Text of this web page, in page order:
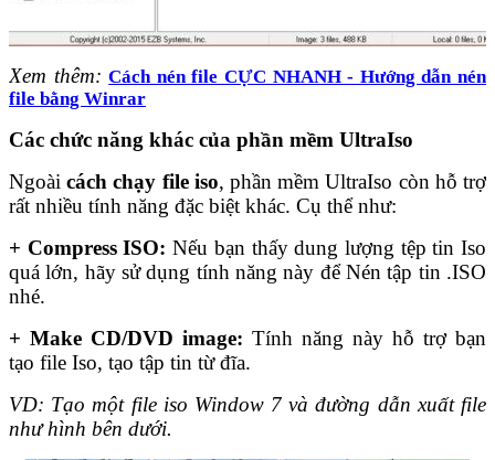
Xem thêm:Cách nén file CỰC NHANH - Hướng dẫn nén
file bằng Winrar
Các chức năng khác của phần mềm UltraIso
Ngoài cách chạy file iso, phần mềm UltraIso còn hỗ trợ
rất nhiều tính năng đặc biệt khác. Cụ thể như:
+ Compress ISO:Nếu bạn thấy dung lượng tệp tin Iso
quá lớn, hãy sử dụng tính năng này để Nén tập tin .ISO
nhé.
+ Make CD/DVD image: Tính năng này hỗ trợ bạn
tạo file Iso, tạo tập tin từ đĩa.
VD: Tạo một file iso Window 7 và đường dẫn xuất file
như hình bên dưới.